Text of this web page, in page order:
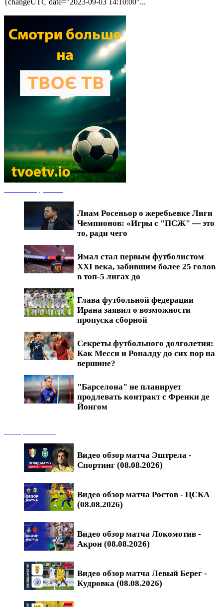
Лиам Росеньор о жеребьевке Лиги
Чемпионов: «Игры с "ПСЖ" — это
то, ради чего
Ямал стал первым футболистом
XXI века, забившим более 25 голов
в топ-5 лигах до
Глава футбольной федерации
Ирана заявил о возможности
пропуска сборной
Секреты футбольного долголетия:
Как Месси и Роналду до сих пор на
вершине?
"Барселона" не планирует
продлевать контракт с Френки де
Йонгом
Видео обзор матча Эштрела -
Спортинг (08.08.2026)
Видео обзор матча Ростов - ЦСКА
(08.08.2026)
Видео обзор матча Локомотив -
Акрон (08.08.2026)
Видео обзор матча Левый Берег -
Кудровка (08.08.2026)